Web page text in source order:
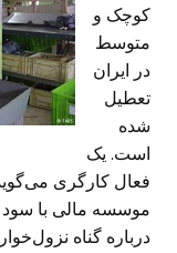
کوچک و
متوسط
در ایران
تعطیل
شده
است. یک
فعال کارگری
درباره گناه